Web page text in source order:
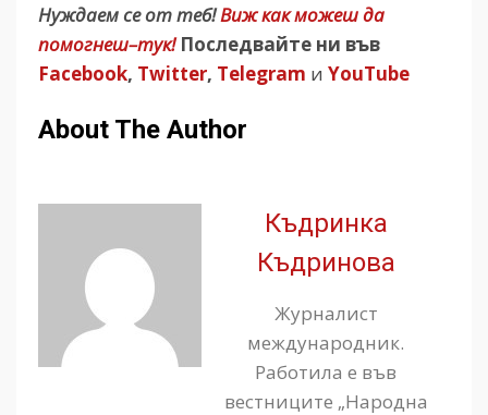
Нуждаем се от теб!Виж как можеш да
помогнеш–тук! Последвайте ни във
Facebook, Twitter, Telegram и YouTube
About The Author
Къдринка
Къдринова
Журналист
международник.
Работила е във
вестниците „Народна